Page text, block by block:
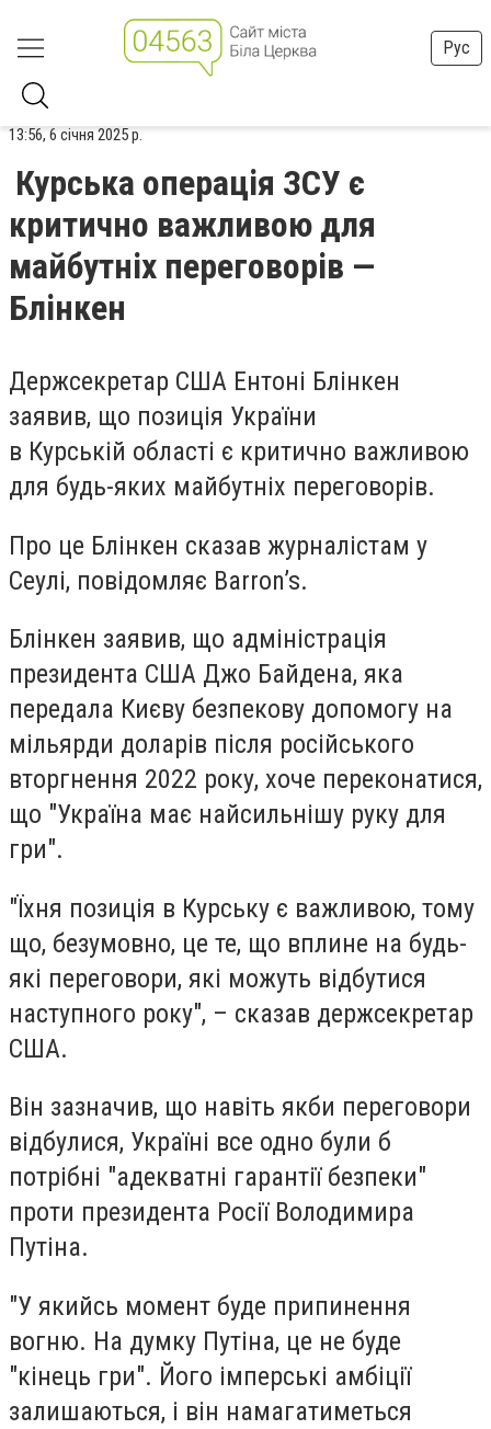
Рус
13:56, 6 січня 2025 р.
Курська операція ЗСУ є
критично важливою для
майбутніх переговорів —
Блінкен
Держсекретар США Ентоні Блінкен
заявив, що позиція України
в Курській області є критично важливою
для будь-яких майбутніх переговорів.
Про це Блінкен сказав журналістам у
Сеулі, повідомляє Barron’s.
Блінкен заявив, що адміністрація
президента США Джо Байдена, яка
передала Києву безпекову допомогу на
мільярди доларів після російського
вторгнення 2022 року, хоче переконатися,
що "Україна має найсильнішу руку для
гри".
"Їхня позиція в Курську є важливою, тому
що, безумовно, це те, що вплине на будь-
які переговори, які можуть відбутися
наступного року", – сказав держсекретар
США.
Він зазначив, що навіть якби переговори
відбулися, Україні все одно були б
потрібні "адекватні гарантії безпеки"
проти президента Росії Володимира
Путіна.
"У якийсь момент буде припинення
вогню. На думку Путіна, це не буде
"кінець гри". Його імперські амбіції
залишаються, і він намагатиметься